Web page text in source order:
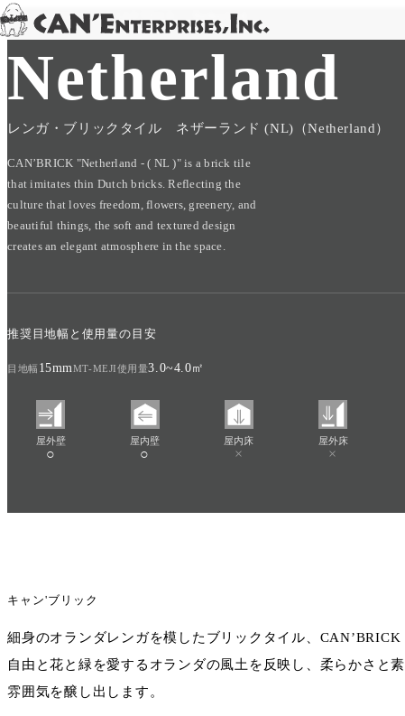
Skip to content
TOP / PRODUCT / Netherland
Netherland
レンガ・ブリックタイル ネザーランド (NL)（Netherland）
CAN’BRICK "Netherland - ( NL )" is a brick tile
that imitates thin Dutch bricks. Reflecting the
culture that loves freedom, flowers, greenery, and
beautiful things, the soft and textured design
creates an elegant atmosphere in the space.
推奨目地幅と使用量の目安
目地幅 15mmMT-MEJI使用量3.0~4.0㎡
屋外壁
○
屋内壁
○
屋内床
×
屋外床
×
キャン'ブリック
細身のオランダレンガを模したブリックタイル、
自由と花と緑を愛するオランダの風土を反映し、柔らかさと
雰囲気を醸し出します。